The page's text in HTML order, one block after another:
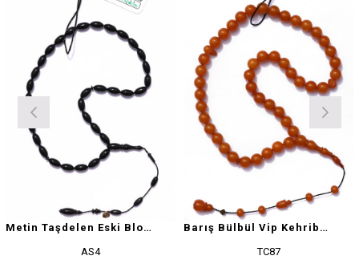
Metin Taşdelen Eski Blok Sıkma
AS4
Barış Bülbül Vip Kehribar Tesbih
TC87